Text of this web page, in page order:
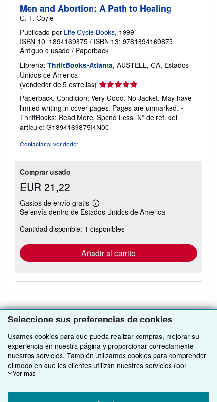
Seleccione sus preferencias de cookies
Usamos cookies para que pueda realizar compras, mejorar su
experiencia en nuestra página y proporcionar correctamente
nuestros servicios. También utilizamos cookies para comprender
el modo en que los clientes utilizan nuestros servicios (por
ejemplo, midiendo las visitas al sitio) y así poder realizar mejoras.
para mostrar contenido relevante en los anuncios y medir el
Ver más
Men and Abortion: A Path to Healing
C. T. Coyle
Publicado por Life Cycle Books, 1999
ISBN 10: 1894169875 / ISBN 13: 9781894169875
Antiguo o usado / Paperback
Librería: ThriftBooks-Atlanta, AUSTELL, GA, Estados
Unidos de America
(vendedor de 5 estrellas) Calificación
vendedor:
5
de
5
Paperback. Condición: Very Good. No Jacket. May have
limited writing in cover pages. Pages are unmarked. ~
ThriftBooks: Read More, Spend Less. Nº de ref. del
artículo: G1894169875I4N00
Contactar al vendedor
Comprar usado
EUR 21,22
Gastos de envío gratis
Más
información
las
tarifas
envío
Se envía dentro de Estados Unidos de America
Cantidad disponible: 1 disponibles
Añadir al carrito
VOLVER AL INICIO
Compre con nosotros
Búsqueda avanzada
Venda con nosotros